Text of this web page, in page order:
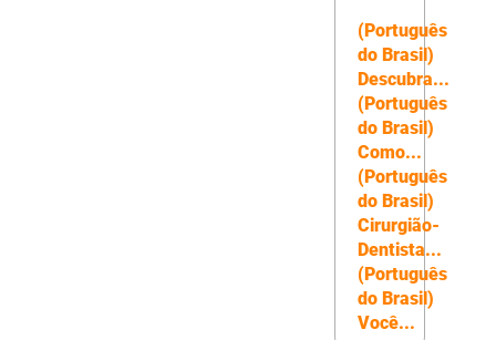
(Português
do Brasil)
Descubra...
(Português
do Brasil)
Como...
(Português
do Brasil)
Cirurgião-
Dentista...
(Português
do Brasil)
Você...